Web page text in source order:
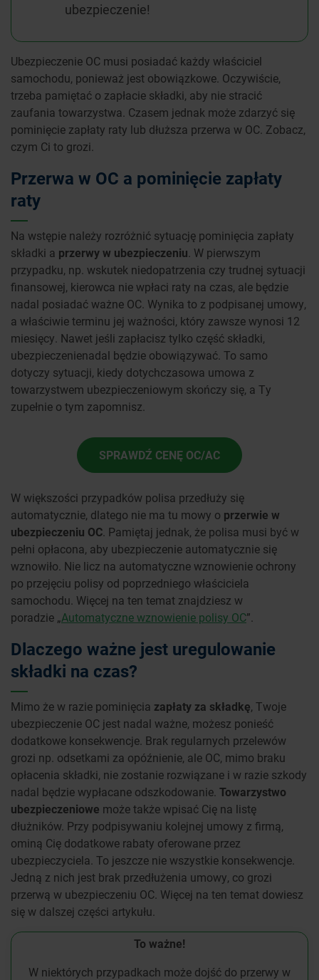
ubezpieczenie!
Ubezpieczenie OC musi posiadać każdy właściciel
samochodu, ponieważ jest obowiązkowe. Oczywiście,
trzeba pamiętać o zapłacie składki, aby nie stracić
zaufania towarzystwa. Czasem jednak może zdarzyć się
pominięcie zapłaty raty lub dłuższa przerwa w OC. Zobacz,
czym Ci to grozi.
Przerwa w OC a pominięcie zapłaty
raty
Na wstępie należy rozróżnić sytuację pominięcia zapłaty
składki a przerwy w ubezpieczeniu. W pierwszym
przypadku, np. wskutek niedopatrzenia czy trudnej sytuacji
finansowej, kierowca nie wpłaci raty na czas, ale będzie
nadal posiadać ważne OC. Wynika to z podpisanej umowy,
a właściwie terminu jej ważności, który zawsze wynosi 12
miesięcy. Nawet jeśli zapłacisz tylko część składki,
ubezpieczenienadal będzie obowiązywać. To samo
dotyczy sytuacji, kiedy dotychczasowa umowa z
towarzystwem ubezpieczeniowym skończy się, a Ty
zupełnie o tym zapomnisz.
SPRAWDŹ CENĘ OC/AC
W większości przypadków polisa przedłuży się
automatycznie, dlatego nie ma tu mowy o przerwie w
ubezpieczeniu OC. Pamiętaj jednak, że polisa musi być w
pełni opłacona, aby ubezpieczenie automatycznie się
wznowiło. Nie licz na automatyczne wznowienie ochrony
po przejęciu polisy od poprzedniego właściciela
samochodu. Więcej na ten temat znajdziesz w
poradzie „Automatyczne wznowienie polisy OC”.
Dlaczego ważne jest uregulowanie
składki na czas?
Mimo że w razie pominięcia zapłaty za składkę, Twoje
ubezpieczenie OC jest nadal ważne, możesz ponieść
dodatkowe konsekwencje. Brak regularnych przelewów
grozi np. odsetkami za opóźnienie, ale OC, mimo braku
opłacenia składki, nie zostanie rozwiązane i w razie szkody
nadal będzie wypłacane odszkodowanie. Towarzystwo
ubezpieczeniowe może także wpisać Cię na listę
dłużników. Przy podpisywaniu kolejnej umowy z firmą,
ominą Cię dodatkowe rabaty oferowane przez
ubezpieczyciela. To jeszcze nie wszystkie konsekwencje.
Jedną z nich jest brak przedłużenia umowy, co grozi
przerwą w ubezpieczeniu OC. Więcej na ten temat dowiesz
się w dalszej części artykułu.
To ważne!
W niektórych przypadkach może dojść do przerwy w